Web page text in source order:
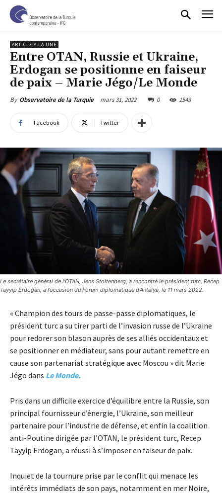
ARTICLE A LA UNE
Entre OTAN, Russie et Ukraine,
Erdogan se positionne en faiseur
de paix – Marie Jégo/Le Monde
By Observatoire de la Turquie mars 31, 2022 0 1543
Facebook Twitter
Le secrétaire général de l'OTAN, Jens Stoltenberg, a rencontré le président turc, Recep
Tayyip Erdoğan, à l’occasion du Forum diplomatique d’Antalya, le 11 mars 2022.
« Champion des tours de passe-passe diplomatiques, le
président turc a su tirer parti de l’invasion russe de l’Ukraine
pour redorer son blason auprès de ses alliés occidentaux et
se positionner en médiateur, sans pour autant remettre en
cause son partenariat stratégique avec Moscou » dit Marie
Jégo dans Le Monde.
Pris dans un difficile exercice d’équilibre entre la Russie, son
principal fournisseur d’énergie, l’Ukraine, son meilleur
partenaire pour l’industrie de défense, et enfin la coalition
anti-Poutine dirigée par l’OTAN, le président turc, Recep
Tayyip Erdogan, a réussi à s’imposer en faiseur de paix.
Inquiet de la tournure prise par le conflit qui menace les
intérêts immédiats de son pays, notamment en mer Noire,